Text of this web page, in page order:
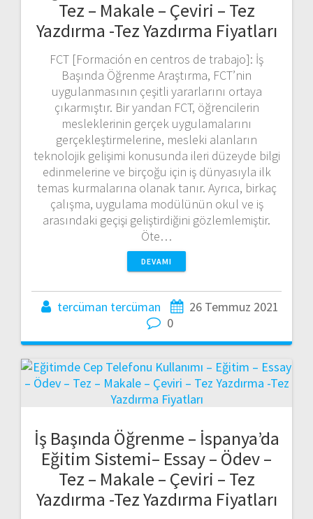
Tez – Makale – Çeviri – Tez
Yazdırma -Tez Yazdırma Fiyatları
FCT [Formación en centros de trabajo]: İş
Başında Öğrenme Araştırma, FCT’nin
uygulanmasının çeşitli yararlarını ortaya
çıkarmıştır. Bir yandan FCT, öğrencilerin
mesleklerinin gerçek uygulamalarını
gerçekleştirmelerine, mesleki alanların
teknolojik gelişimi konusunda ileri düzeyde bilgi
edinmelerine ve birçoğu için iş dünyasıyla ilk
temas kurmalarına olanak tanır. Ayrıca, birkaç
çalışma, uygulama modülünün okul ve iş
arasındaki geçişi geliştirdiğini gözlemlemiştir.
Öte…
DEVAMI
tercüman tercüman
26 Temmuz 2021
0
İş Başında Öğrenme – İspanya’da
Eğitim Sistemi– Essay – Ödev –
Tez – Makale – Çeviri – Tez
Yazdırma -Tez Yazdırma Fiyatları